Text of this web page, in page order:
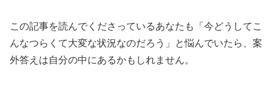
この記事を読んでくださっているあなたも「今どうしてこ
んなつらくて大変な状況なのだろう」と悩んでいたら、案
外答えは自分の中にあるかもしれません。